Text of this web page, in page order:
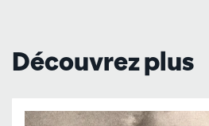
Découvrez plus